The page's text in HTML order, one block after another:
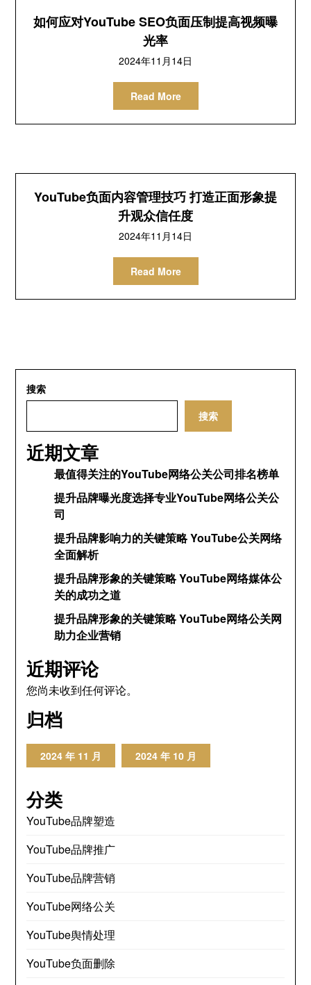
如何应对YouTube SEO负面压制提高视频曝
光率
2024年11月14日
Read More
YouTube负面内容管理技巧 打造正面形象提
升观众信任度
2024年11月14日
Read More
搜索
搜索
近期文章
最值得关注的YouTube网络公关公司排名榜单
提升品牌曝光度选择专业YouTube网络公关公
司
提升品牌影响力的关键策略 YouTube公关网络
全面解析
提升品牌形象的关键策略 YouTube网络媒体公
关的成功之道
提升品牌形象的关键策略 YouTube网络公关网
助力企业营销
近期评论
您尚未收到任何评论。
归档
2024 年 11 月 2024 年 10 月
分类
YouTube品牌塑造
YouTube品牌推广
YouTube品牌营销
YouTube网络公关
YouTube舆情处理
YouTube负面删除